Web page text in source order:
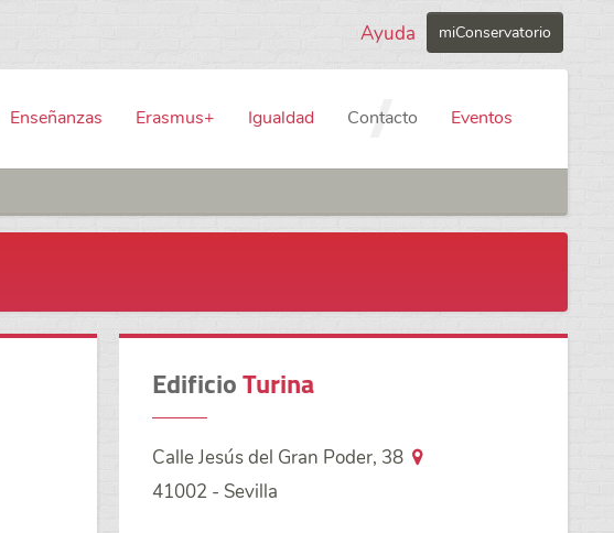
miConservatorio
Ayuda
Enseñanzas Erasmus+ Igualdad Contacto Eventos
EdificioTurina
Calle Jesús del Gran Poder, 38
41002 - Sevilla